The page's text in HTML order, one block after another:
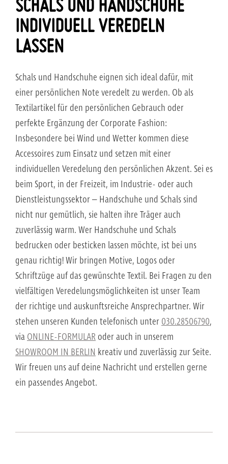
SCHALS UND HANDSCHUHE
INDIVIDUELL VEREDELN
LASSEN
Schals und Handschuhe eignen sich ideal dafür, mit
einer persönlichen Note veredelt zu werden. Ob als
Textilartikel für den persönlichen Gebrauch oder
perfekte Ergänzung der Corporate Fashion:
Insbesondere bei Wind und Wetter kommen diese
Accessoires zum Einsatz und setzen mit einer
individuellen Veredelung den persönlichen Akzent. Sei es
beim Sport, in der Freizeit, im Industrie- oder auch
Dienstleistungssektor – Handschuhe und Schals sind
nicht nur gemütlich, sie halten ihre Träger auch
zuverlässig warm. Wer Handschuhe und Schals
bedrucken oder besticken lassen möchte, ist bei uns
genau richtig! Wir bringen Motive, Logos oder
Schriftzüge auf das gewünschte Textil. Bei Fragen zu den
vielfältigen Veredelungsmöglichkeiten ist unser Team
der richtige und auskunftsreiche Ansprechpartner. Wir
stehen unseren Kunden telefonisch unter 030.28506790,
via ONLINE-FORMULAR oder auch in unserem
SHOWROOM IN BERLIN kreativ und zuverlässig zur Seite.
Wir freuen uns auf deine Nachricht und erstellen gerne
ein passendes Angebot.